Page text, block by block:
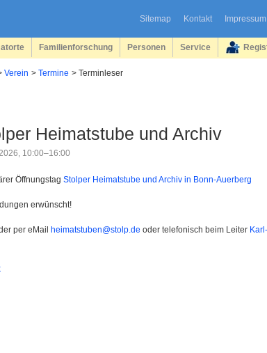
Sitemap Kontakt Impressum
Familienforschung Personen Service
Verein Termine Terminleser
Heimatstube und Archiv
10:00–16:00
Öffnungstag Stolper Heimatstube und Archiv in Bonn-Auerberg
erwünscht!
per eMail heimatstuben@stolp.de oder telefonisch beim Leiter